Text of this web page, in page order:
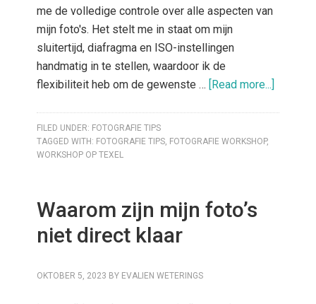
me de volledige controle over alle aspecten van
mijn foto's. Het stelt me in staat om mijn
sluitertijd, diafragma en ISO-instellingen
handmatig in te stellen, waardoor ik de
flexibiliteit heb om de gewenste … [Read more...]
FILED UNDER: FOTOGRAFIE TIPS
TAGGED WITH: FOTOGRAFIE TIPS, FOTOGRAFIE WORKSHOP,
WORKSHOP OP TEXEL
Waarom zijn mijn foto’s
niet direct klaar
OKTOBER 5, 2023 BY EVALIEN WETERINGS